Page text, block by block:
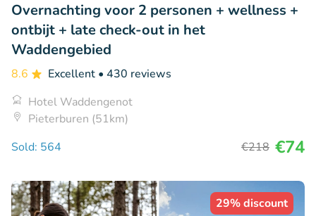
Overnachting voor 2 personen + wellness +
ontbijt + late check-out in het
Waddengebied
8.6 Excellent • 430 reviews
Hotel Waddengenot
Pieterburen (51km)
Sold: 564
€218 €74
29% discount